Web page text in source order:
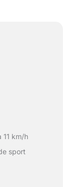
11 km/h
sport